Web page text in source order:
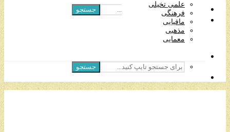
جستجو
علمی تخیلی
فرهنگی
مافیایی
مذهبی
معمایی
جستجو